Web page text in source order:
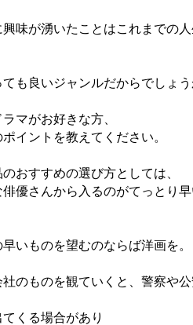
味が湧いたことはこれまでの
も良いジャンルだからでしょ
マがお好きな方、
イントを教えてください。
おすすめの選び方としては、
優さんから入るのがてっとり
いものを望むのならば洋画を。
のものを観ていくと、警察や
くる場合があり